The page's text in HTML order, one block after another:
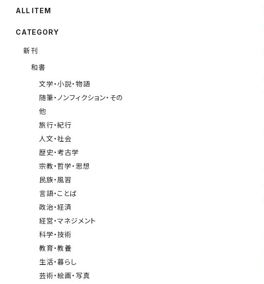
ALL ITEM
CATEGORY
新刊
和書
文学・小説・物語
随筆・ノンフィクション・その
他
旅行・紀行
人文・社会
歴史・考古学
宗教・哲学・思想
民族・風習
言語・ことば
政治・経済
経営・マネジメント
科学・技術
教育・教養
生活・暮らし
芸術・絵画・写真